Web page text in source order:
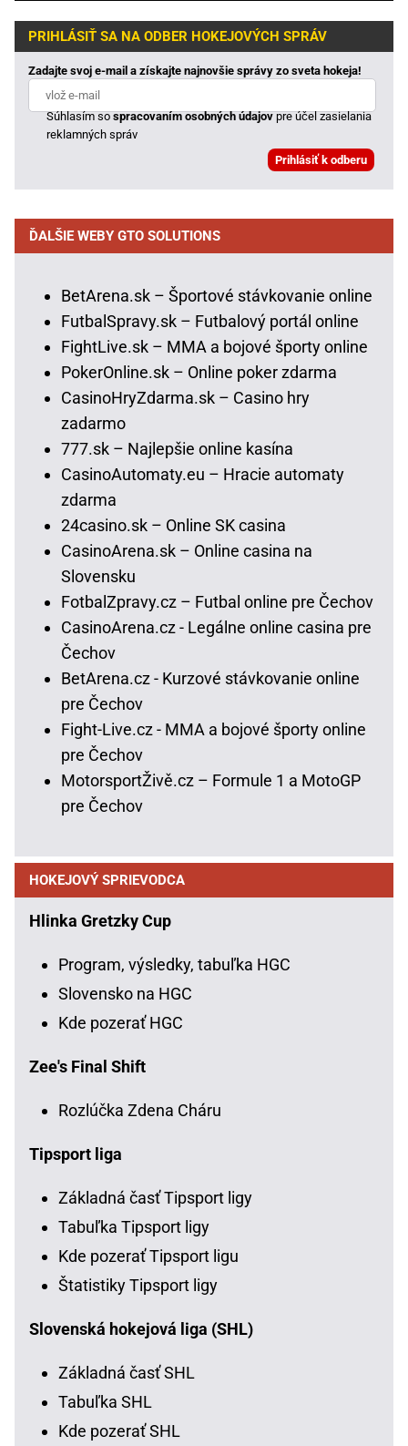
PRIHLÁSIŤ SA NA ODBER HOKEJOVÝCH SPRÁV
Zadajte svoj e-mail a získajte najnovšie správy zo sveta hokeja!
Súhlasím sospracovaním osobných údajovpre účel zasielania
reklamných správ
ĎALŠIE WEBY GTO SOLUTIONS
BetArena.sk – Športové stávkovanie online
FutbalSpravy.sk – Futbalový portál online
FightLive.sk – MMA a bojové športy online
PokerOnline.sk – Online poker zdarma
CasinoHryZdarma.sk – Casino hry
zadarmo
777.sk – Najlepšie online kasína
CasinoAutomaty.eu – Hracie automaty
zdarma
24casino.sk – Online SK casina
CasinoArena.sk – Online casina na
Slovensku
FotbalZpravy.cz – Futbal online pre Čechov
CasinoArena.cz - Legálne online casina pre
Čechov
BetArena.cz - Kurzové stávkovanie online
pre Čechov
Fight-Live.cz - MMA a bojové športy online
pre Čechov
MotorsportŽivě.cz – Formule 1 a MotoGP
pre Čechov
HOKEJOVÝ SPRIEVODCA
Hlinka Gretzky Cup
Program, výsledky, tabuľka HGC
Slovensko na HGC
Kde pozerať HGC
Zee's Final Shift
Rozlúčka Zdena Cháru
Tipsport liga
Základná časť Tipsport ligy
Tabuľka Tipsport ligy
Kde pozerať Tipsport ligu
Štatistiky Tipsport ligy
Slovenská hokejová liga (SHL)
Základná časť SHL
Tabuľka SHL
Kde pozerať SHL